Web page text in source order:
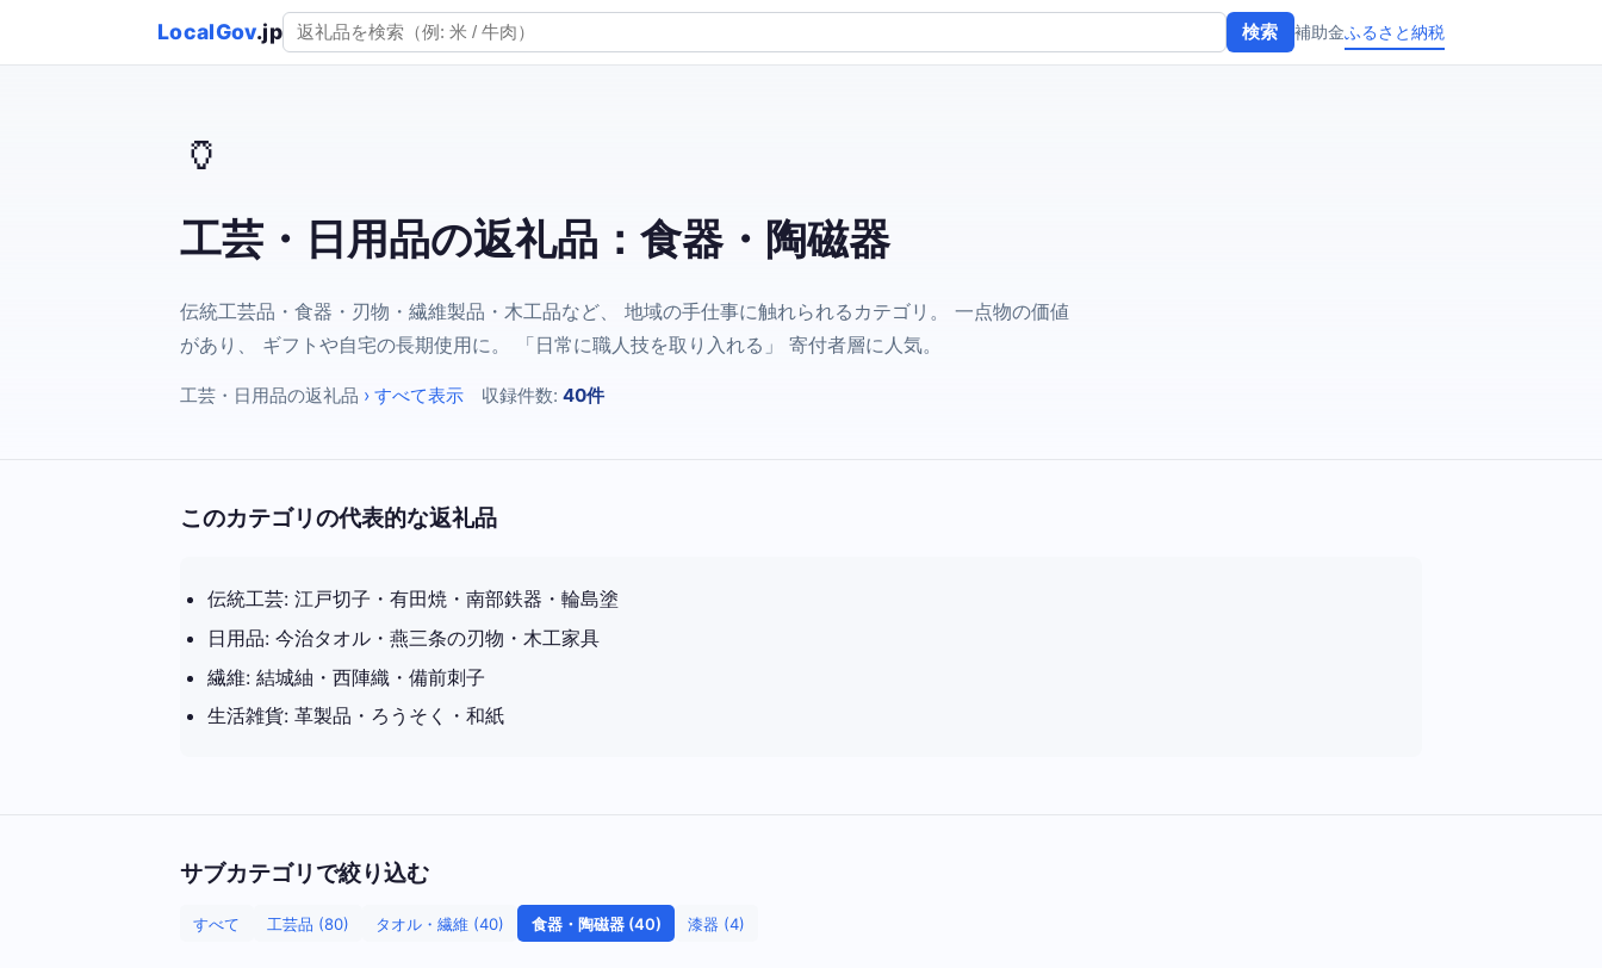
LocalGov.jp 検索 補助金ふるさと納税
🏺
工芸・日用品の返礼品：食器・陶磁器
伝統工芸品・食器・刃物・繊維製品・木工品など、 地域の手仕事に触れられるカテゴリ。 一点物の価値
があり、 ギフトや自宅の長期使用に。 「日常に職人技を取り入れる」 寄付者層に人気。
工芸・日用品の返礼品 › すべて表示 収録件数:40件
このカテゴリの代表的な返礼品
伝統工芸: 江戸切子・有田焼・南部鉄器・輪島塗
日用品: 今治タオル・燕三条の刃物・木工家具
繊維: 結城紬・西陣織・備前刺子
生活雑貨: 革製品・ろうそく・和紙
サブカテゴリで絞り込む
すべて 工芸品 (80) タオル・繊維 (40) 食器・陶磁器 (40) 漆器 (4)